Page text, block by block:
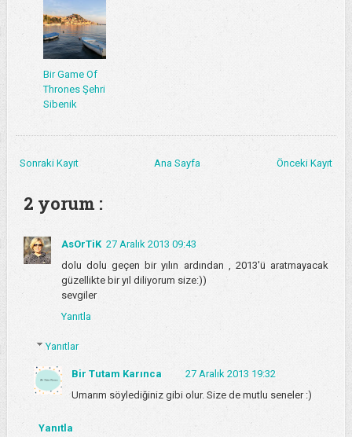
Bir Game Of
Thrones Şehri
Sibenik
Sonraki Kayıt Önceki Kayıt
Ana Sayfa
2 yorum :
AsOrTiK 27 Aralık 2013 09:43
dolu dolu geçen bir yılın ardından , 2013'ü aratmayacak
güzellikte bir yıl diliyorum size:))
sevgiler
Yanıtla
Yanıtlar
Bir Tutam Karınca
27 Aralık 2013 19:32
Umarım söylediğiniz gibi olur. Size de mutlu seneler :)
Yanıtla